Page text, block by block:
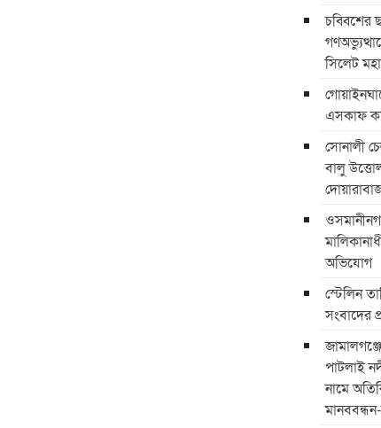
চব্বিশের
সিলেট
এসকাফ কফ
সোনালী
বালু
অভিযোগ
স্টেলিন
সংবাদের
পাটলাই
নামে